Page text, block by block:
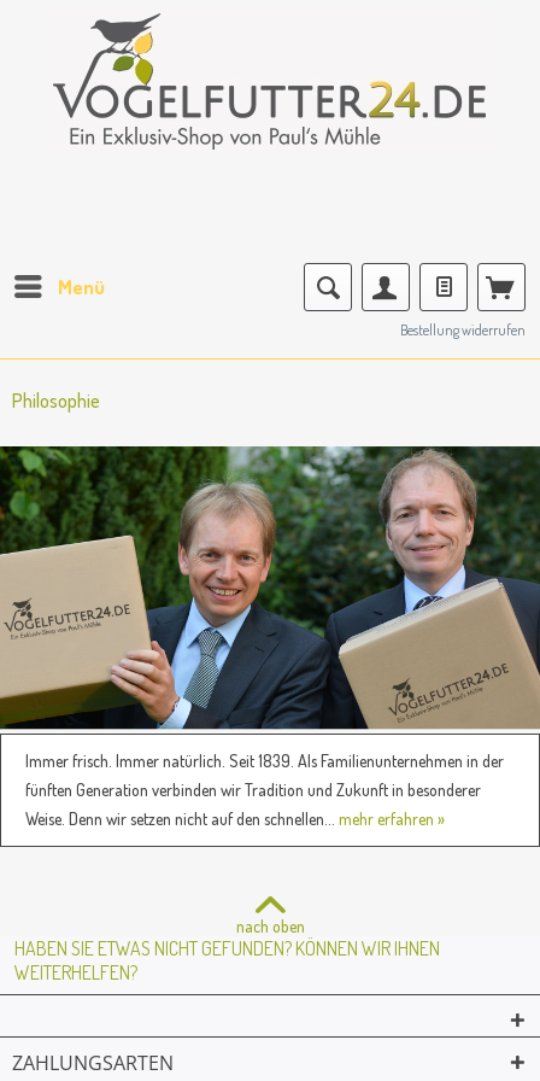
Menü
Bestellung widerrufen
Philosophie
Immer frisch. Immer natürlich. Seit 1839. Als Familienunternehmen in der
fünften Generation verbinden wir Tradition und Zukunft in besonderer
Weise. Denn wir setzen nicht auf den schnellen... mehr erfahren »
nach oben
HABEN SIE ETWAS NICHT GEFUNDEN? KÖNNEN WIR IHNEN
WEITERHELFEN?
ZAHLUNGSARTEN